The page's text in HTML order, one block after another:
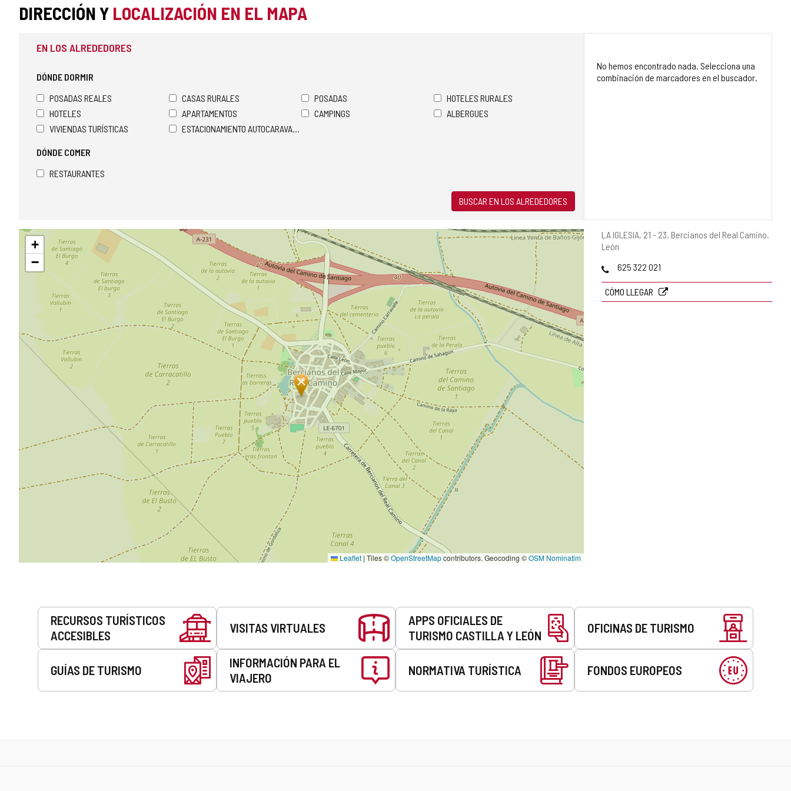
DIRECCIÓN Y LOCALIZACIÓN EN EL MAPA
Dirección
postal
LA IGLESIA, 21 - 23. Bercianos del Real Camino.
León
Teléfonos
625 322 021
CÓMO LLEGAR
EN LOS ALREDEDORES
DÓNDE DORMIR
POSADAS REALES
CASAS RURALES POSADAS
HOTELES RURALES
HOTELES
APARTAMENTOS CAMPINGS
ALBERGUES
VIVIENDAS TURÍSTICAS
ESTACIONAMIENTO AUTOCARAVANAS
DÓNDE COMER
RESTAURANTES
BUSCAR EN LOS ALREDEDORES
No hemos encontrado nada. Selecciona una
combinación de marcadores en el buscador.
Saltar
mapa
+
−
Leaflet | Tiles ©OpenStreetMapcontributors. Geocoding ©OSM Nominatim
Servicios
RECURSOS TURÍSTICOS
ACCESIBLES
VISITAS VIRTUALES
APPS OFICIALES DE
TURISMO CASTILLA Y LEÓN
OFICINAS DE TURISMO
GUÍAS DE TURISMO
INFORMACIÓN PARA EL
VIAJERO
NORMATIVA TURÍSTICA FONDOS EUROPEOS